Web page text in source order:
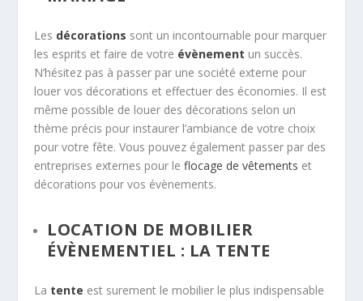
Les décorations sont un incontournable pour marquer
les esprits et faire de votre évènement un succès.
N’hésitez pas à passer par une société externe pour
louer vos décorations et effectuer des économies. Il est
même possible de louer des décorations selon un
thème précis pour instaurer l’ambiance de votre choix
pour votre fête. Vous pouvez également passer par des
entreprises externes pour leflocage de vêtements et
décorations pour vos évènements.
LOCATION DE MOBILIER
ÉVÈNEMENTIEL : LA TENTE
La tente est surement le mobilier le plus indispensable